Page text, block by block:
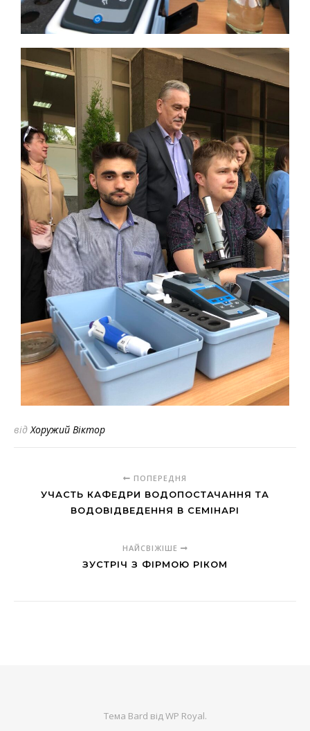
відХоружий Віктор
ПОПЕРЕДНЯ
УЧАСТЬ КАФЕДРИ ВОДОПОСТАЧАННЯ ТА
ВОДОВІДВЕДЕННЯ В СЕМІНАРІ
НАЙСВІЖІШЕ
ЗУСТРІЧ З ФІРМОЮ РІКОМ
Тема Bard відWP Royal.